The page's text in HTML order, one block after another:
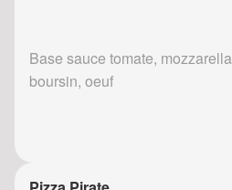
Base sauce tomate,
boursin, oeuf